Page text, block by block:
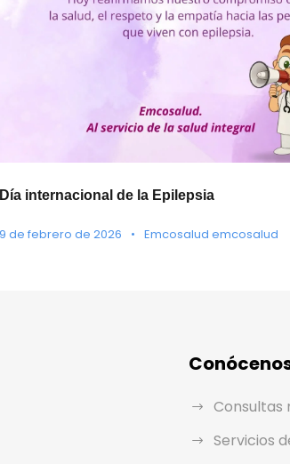
Día internacional de la Epilepsia
9 de febrero de 2026 • Emcosalud emcosalud
Consultas
Servicios